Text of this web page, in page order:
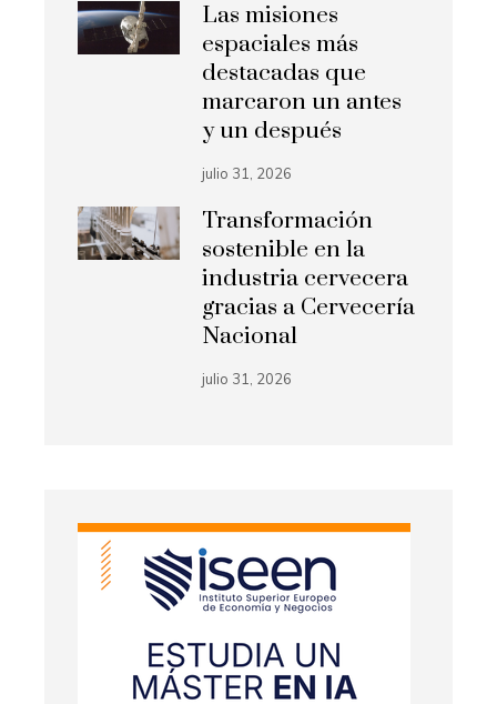
Las misiones
espaciales más
destacadas que
marcaron un antes
y un después
julio 31, 2026
Transformación
sostenible en la
industria cervecera
gracias a Cervecería
Nacional
julio 31, 2026